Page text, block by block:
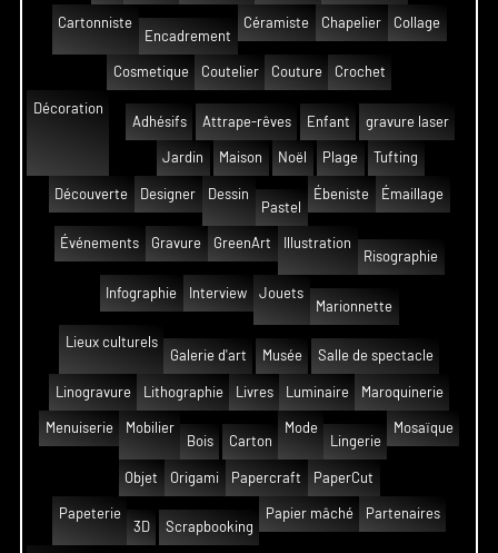
Cartonniste
Encadrement
Céramiste Chapelier Collage
Cosmetique Coutelier Couture Crochet
Décoration
Adhésifs
Attrape-rêves Enfant gravure laser
Jardin Maison Noël Plage Tufting
Découverte Designer
Dessin
Pastel
Ébeniste Émaillage
Événements Gravure GreenArt
Illustration
Risographie
Infographie Interview
Jouets
Marionnette
Lieux culturels
Galerie d'art
Musée Salle de spectacle
Linogravure Lithographie Livres Luminaire Maroquinerie
Menuiserie
Mobilier
Bois
Carton
Mode
Lingerie
Mosaïque
Objet Origami Papercraft PaperCut
Papeterie
3D
Scrapbooking
Papier mâché Partenaires